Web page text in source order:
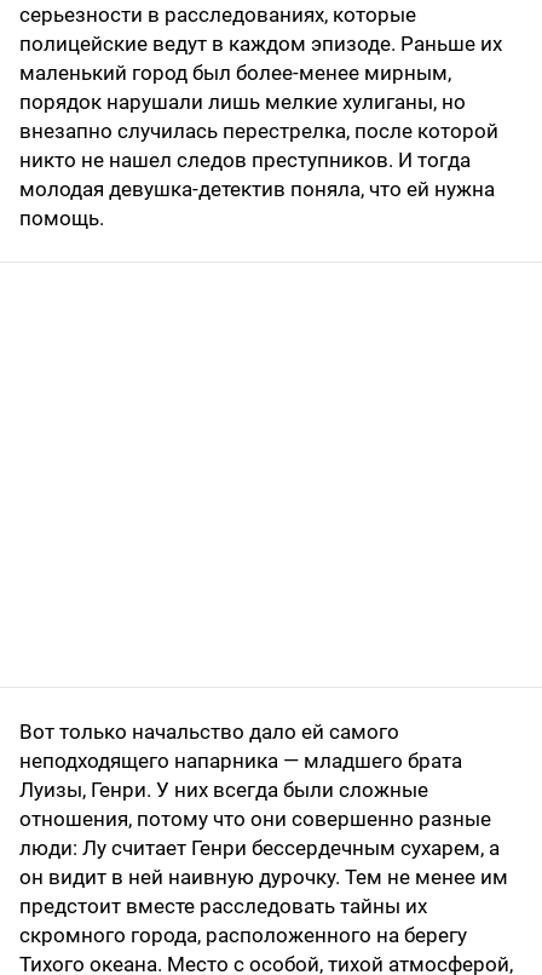
серьезности в расследованиях, которые
полицейские ведут в каждом эпизоде. Раньше их
маленький город был более-менее мирным,
порядок нарушали лишь мелкие хулиганы, но
внезапно случилась перестрелка, после которой
никто не нашел следов преступников. И тогда
молодая девушка-детектив поняла, что ей нужна
помощь.
Вот только начальство дало ей самого
неподходящего напарника — младшего брата
Луизы, Генри. У них всегда были сложные
отношения, потому что они совершенно разные
люди: Лу считает Генри бессердечным сухарем, а
он видит в ней наивную дурочку. Тем не менее им
предстоит вместе расследовать тайны их
скромного города, расположенного на берегу
Тихого океана. Место с особой, тихой атмосферой,